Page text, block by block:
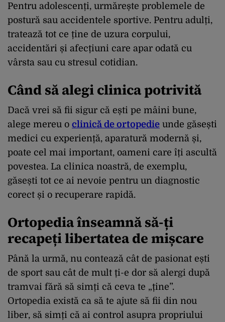
Pentru adolescenți, urmărește problemele de
postură sau accidentele sportive. Pentru adulți,
tratează tot ce ține de uzura corpului,
accidentări și afecțiuni care apar odată cu
vârsta sau cu stresul cotidian.
Când să alegi clinica potrivită
Dacă vrei să fii sigur că ești pe mâini bune,
alege mereu o clinică de ortopedie unde găsești
medici cu experiență, aparatură modernă și,
poate cel mai important, oameni care îți ascultă
povestea. La clinica noastră, de exemplu,
găsești tot ce ai nevoie pentru un diagnostic
corect și o recuperare rapidă.
Ortopedia înseamnă să-ți
recapeți libertatea de mișcare
Până la urmă, nu contează cât de pasionat ești
de sport sau cât de mult ți-e dor să alergi după
tramvai fără să simți că ceva te „ține”.
Ortopedia există ca să te ajute să fii din nou
liber, să simți că ai control asupra propriului